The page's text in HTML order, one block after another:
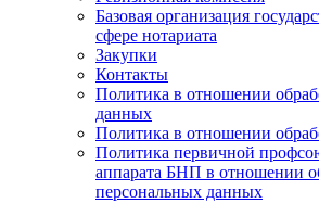
Базовая организация
сфере нотариата
Закупки
Контакты
Политика в отношении
данных
Политика в отношении
Политика первичной
аппарата БНП в отношении
персональных данных